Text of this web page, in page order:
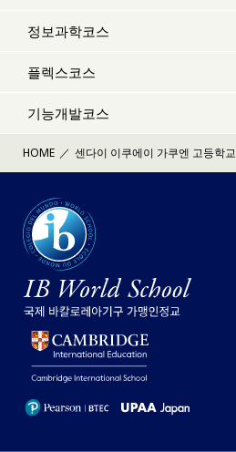
정보과학코스
플렉스코스
기능개발코스
HOME 센다이 이쿠에이 가쿠엔 고등학교